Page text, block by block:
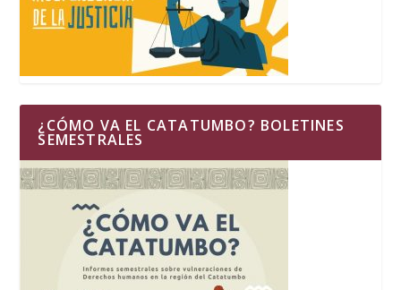
¿CÓMO VA EL CATATUMBO? BOLETINES
SEMESTRALES